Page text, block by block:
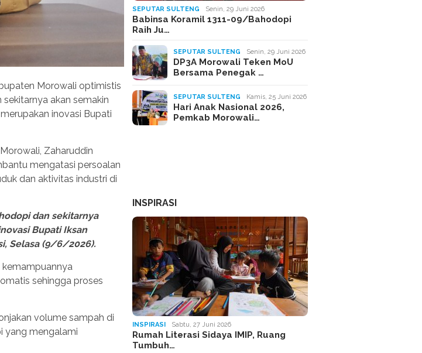
Morowali optimistis
akan semakin
inovasi Bupati
Zaharuddin
mengatasi persoalan
dan aktivitas industri di
dan sekitarnya
Bupati Iksan
Selasa (9/6/2026).
kemampuannya
sehingga proses
volume sampah di
yang mengalami
SEPUTAR SULTENG Senin, 29 Juni 2026
Babinsa Koramil 1311-09/Bahodopi
Raih Ju…
SEPUTAR SULTENG Senin, 29 Juni 2026
DP3A Morowali Teken MoU
Bersama Penegak …
SEPUTAR SULTENG Kamis, 25 Juni 2026
Hari Anak Nasional 2026,
Pemkab Morowali…
INSPIRASI
INSPIRASI Sabtu, 27 Juni 2026
Rumah Literasi Sidaya IMIP, Ruang
Tumbuh…